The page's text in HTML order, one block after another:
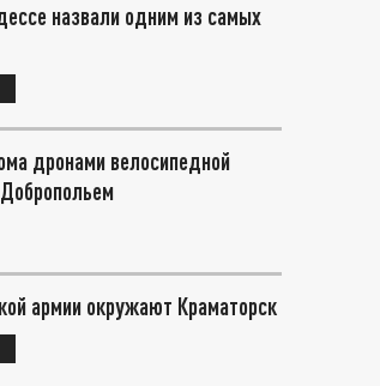
назвали одним из самых
дронами велосипедной
армии окружают Краматорск